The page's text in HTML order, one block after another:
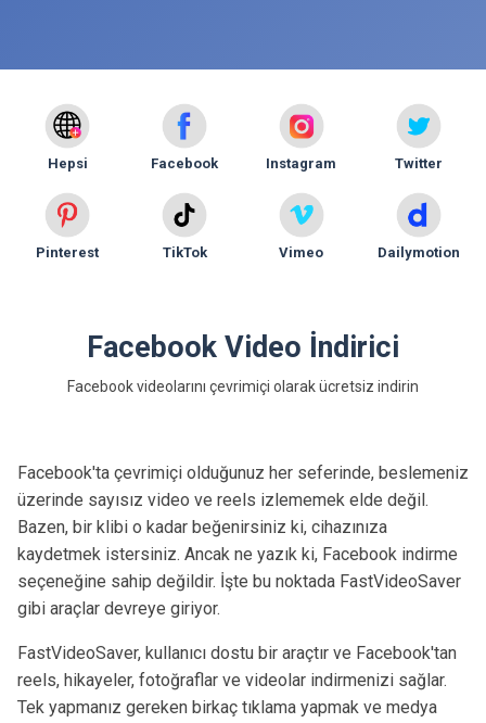
Hepsi Facebook Instagram Twitter
Pinterest TikTok Vimeo Dailymotion
Facebook Video İndirici
Facebook videolarını çevrimiçi olarak ücretsiz indirin
Facebook'ta çevrimiçi olduğunuz her seferinde, beslemeniz
üzerinde sayısız video ve reels izlememek elde değil.
Bazen, bir klibi o kadar beğenirsiniz ki, cihazınıza
kaydetmek istersiniz. Ancak ne yazık ki, Facebook indirme
seçeneğine sahip değildir. İşte bu noktada FastVideoSaver
gibi araçlar devreye giriyor.
FastVideoSaver, kullanıcı dostu bir araçtır ve Facebook'tan
reels, hikayeler, fotoğraflar ve videolar indirmenizi sağlar.
Tek yapmanız gereken birkaç tıklama yapmak ve medya